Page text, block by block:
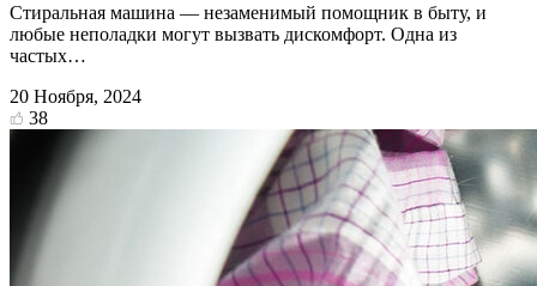
Стиральная машина — незаменимый помощник в быту, и
любые неполадки могут вызвать дискомфорт. Одна из
частых…
20 Ноября, 2024
38